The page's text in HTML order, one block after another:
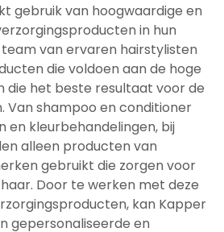
gebruik van hoogwaardige en
in hun
van ervaren hairstylisten
die voldoen aan de hoge
die het beste resultaat voor de
Van shampoo en conditioner
kleurbehandelingen, bij
alleen producten van
gebruikt die zorgen voor
Door te werken met deze
kan Kapper
gepersonaliseerde en